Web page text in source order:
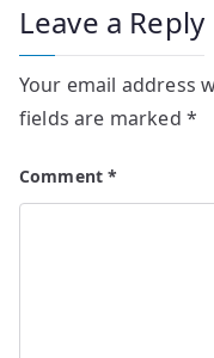
Leave a Reply
Your email address
fields are marked *
Comment*